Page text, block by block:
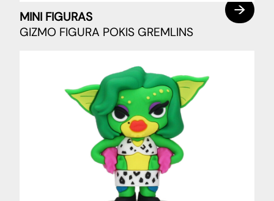
MINI FIGURAS
GIZMO FIGURA POKIS GREMLINS